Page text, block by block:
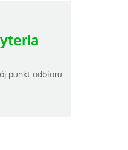
punkt odbioru.